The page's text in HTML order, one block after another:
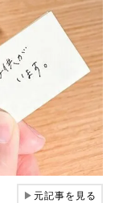
▶元記事を見る